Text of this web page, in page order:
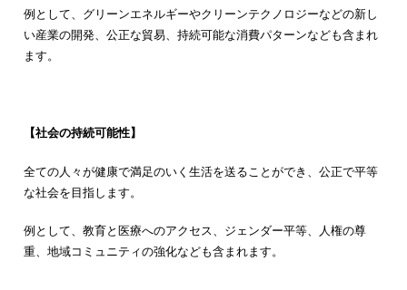
例として、グリーンエネルギーやクリーンテクノロジーなどの新し
い産業の開発、公正な貿易、持続可能な消費パターンなども含まれ
ます。
【社会の持続可能性】
全ての人々が健康で満足のいく生活を送ることができ、公正で平等
な社会を目指します。
例として、教育と医療へのアクセス、ジェンダー平等、人権の尊
重、地域コミュニティの強化なども含まれます。